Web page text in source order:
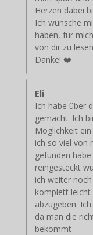
Herzen dabei
Ich wünsche
haben, für
von dir zu
Danke! ❤️
Eli
Ich habe über
gemacht. Ich
Möglichkeit
ich so viel von
gefunden
reingesteckt
ich weiter
komplett
abzugeben.
da man die
bekommt